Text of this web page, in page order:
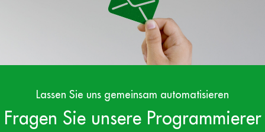
Lassen Sie uns gemeinsam automatisieren
Fragen Sie unsere Programmierer